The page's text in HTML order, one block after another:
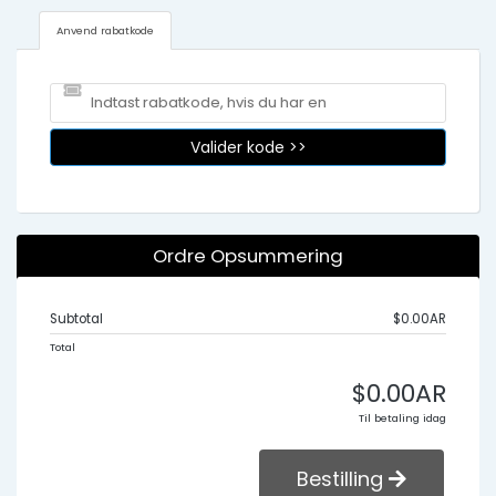
Anvend rabatkode
Valider kode >>
Ordre Opsummering
Subtotal $0.00AR
Total
$0.00AR
Til betaling idag
Bestilling